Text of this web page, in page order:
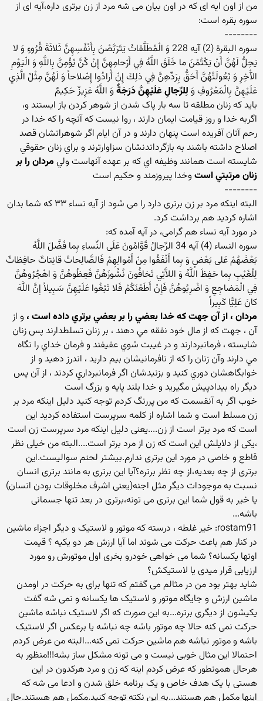
من از اون ایه ای که در اون بیان می شه مرد از زن برتری داره،آیه ای از
سوره بقره است:
--------
سوره البقرة (2) آیه 228 وَ الْمُطَلَّقاتُ يَتَرَبَّصْنَ بِأَنْفُسِهِنَّ ثَلاثَةَ قُرُوءٍ وَ لا
يَحِلُّ لَهُنَّ أَنْ يَكْتُمْنَ ما خَلَقَ اللَّهُ فِي أَرْحامِهِنَّ إِنْ كُنَّ يُؤْمِنَّ بِاللَّهِ وَ الْيَوْمِ
الآْخِرِ وَ بُعُولَتُهُنَّ أَحَقُّ بِرَدِّهِنَّ فِي ذلِكَ إِنْ أَرادُوا إِصْلاحاً وَ لَهُنَّ مِثْلُ الَّذِي
عَلَيْهِنَّ بِالْمَعْرُوفِ وَ لِلرِّجالِ عَلَيْهِنَّ دَرَجَةٌوَ اللَّهُ عَزِيزٌ حَكِيمٌ
بايد که زنان مطلقه تا سه بار پاک شدن از شوهر کردن باز ايستند و،
اگربه خدا و روز قيامت ايمان دارند ، روا نيست که آنچه را که خدا در
رحم آنان آفريده است پنهان دارند و در آن ايام اگر شوهرانشان قصد
اصلاح داشته باشند به بازگرداندنشان سزاوارترند و براي زنان حقوقي
شايسته است همانند وظيفه اي که بر عهده آنهاست ولي مردان را بر
زنان مرتبتي استوخدا پيروزمند و حکيم است
--------
البته اینکه مرد بر زن برتری دارد را می شود از آیه نساء ۳۳ که شما بدان
اشاره کردید هم برداشت کرد.
در مورد آیه نساء هم گرامی، در آیه آمده که:
سوره النساء (4) آیه 34 الرِّجالُ قَوَّامُونَ عَلَى النِّساءِ بِما فَضَّلَ اللَّهُ
بَعْضَهُمْ عَلى بَعْضٍ وَ بِما أَنْفَقُوا مِنْ أَمْوالِهِمْ فَالصَّالِحاتُ قانِتاتٌ حافِظاتٌ
لِلْغَيْبِ بِما حَفِظَ اللَّهُ وَ اللاَّتِي تَخافُونَ نُشُوزَهُنَّ فَعِظُوهُنَّ وَ اهْجُرُوهُنَّ
فِي الْمَضاجِعِ وَ اضْرِبُوهُنَّ فَإِنْ أَطَعْنَكُمْ فَلا تَبْغُوا عَلَيْهِنَّ سَبِيلاً إِنَّ اللَّهَ
كانَ عَلِيًّا كَبِيراً
مردان ، از آن جهت که خدا بعضي را بر بعضي برتري داده است ، و از
آن ، جهت که از مال خود نفقه مي دهند ، بر زنان تسلطدارند پس زنان
شايسته ، فرمانبردارند و در غيبت شوي عفيفند و فرمان خداي را نگاه
مي دارند وآن زنان را که از نافرمانيشان بيم داريد ، اندرز دهيد و از
خوابگاهشان دوري کنيد و بزنيدشان اگر فرمانبرداري کردند ، از آن پس
ديگر راه بيدادپيش مگيريد و خدا بلند پايه و بزرگ است
خوب اگر به آنقسمت که من پررنگ کردم توجه کنید دلیل اینکه مرد بر
زن مسلط است و شما اشاره از کلمه سرپرست استفاده کردید این
است که مرد برتر است از زن....یعنی دلیل اینکه مرد سرپرست زن است
،یکی از دلایلش این است که زن از مرد برتر است....البته من خیلی نظر
قاطع و خاصی در مورد این برتری ندارم.بیشتر لحنم سوالیست.این
برتری از چه بعدیه،از چه نظر برتره؟آیا این برتری به مانند برتری انسان
نسبت به موجودات دیگر مثل اجنه(یعنی اشرف مخلوقات بودن انسان)
یا خیر به قول شما این برتری می تونه،برتری در بعد تنها جسمانی
باشه...
rostam91: خیر غلطه ، درسته که موتور و لاستیک و دیگر اجزاء ماشین
در کنار هم باعث حرکت می شوند اما آیا ارزش هر دو یکیه ؟ قیمت
اونها یکسانه؟ شما می خواهی خودرو بخری اول موتورش رو مورد
ارزیابی قرار میدی یا لاستیکش؟
شاید بهتر بود من در مثالم می گفتم که تنها برای به حرکت در اومدن
ماشین ارزش و جایگاه موتور و لاستیک ها یکسانه و نمی شه گفت
یکیشون از دیگری برتره...به این صورت که اگر لاستیک نباشه ماشین
حرکت نمی کنه حالا چه موتور باشه چه نباشه یا برعکس اگر لاستیک
باشه و موتور نباشه هم ماشین حرکت نمی کنه...البته من عرض کردم
احتمالا این مثال خوبی نیست و می تونه مشکل ساز بشه!!!منظور به
هرحال همونطور که عرض کردم اینه که زن و مرد هرکدون در این
هستی با یک هدف خاص و یک برنامه خلق شدن و ادعا می شه که
اینها مکمل هم هستند...به این نکته توجه کنید.مکمل هم هستند.حال